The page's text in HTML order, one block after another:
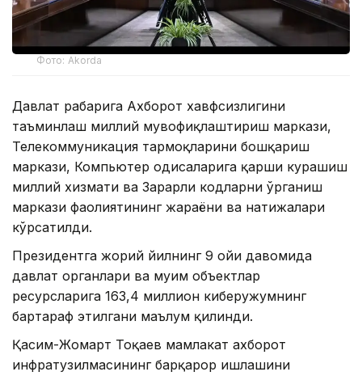
Фото: Akorda
Давлат раҳбарига Ахборот хавфсизлигини
таъминлаш миллий мувофиқлаштириш маркази,
Телекоммуникация тармоқларини бошқариш
маркази, Компьютер ҳодисаларига қарши курашиш
миллий хизмати ва Зарарли кодларни ўрганиш
маркази фаолиятининг жараёни ва натижалари
кўрсатилди.
Президентга жорий йилнинг 9 ойи давомида
давлат органлари ва муҳим объектлар
ресурсларига 163,4 миллион киберҳужумнинг
бартараф этилгани маълум қилинди.
Қасим-Жомарт Тоқаев мамлакат ахборот
инфратузилмасининг барқарор ишлашини